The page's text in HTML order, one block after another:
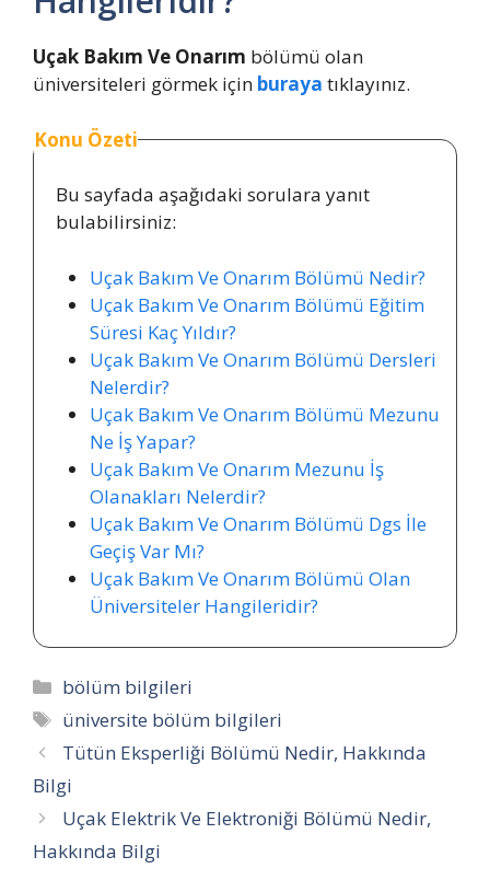
Uçak Bakım Ve Onarım bölümü olan
üniversiteleri görmek için buraya tıklayınız.
Konu Özeti
Bu sayfada aşağıdaki sorulara yanıt
bulabilirsiniz:
Uçak Bakım Ve Onarım Bölümü Nedir?
Uçak Bakım Ve Onarım Bölümü Eğitim
Süresi Kaç Yıldır?
Uçak Bakım Ve Onarım Bölümü Dersleri
Nelerdir?
Uçak Bakım Ve Onarım Bölümü Mezunu
Ne İş Yapar?
Uçak Bakım Ve Onarım Mezunu İş
Olanakları Nelerdir?
Uçak Bakım Ve Onarım Bölümü Dgs İle
Geçiş Var Mı?
Uçak Bakım Ve Onarım Bölümü Olan
Üniversiteler Hangileridir?
Kategoriler
bölüm bilgileri
Etiketler
üniversite bölüm bilgileri
Tütün Eksperliği Bölümü Nedir, Hakkında
Bilgi
Uçak Elektrik Ve Elektroniği Bölümü Nedir,
Hakkında Bilgi